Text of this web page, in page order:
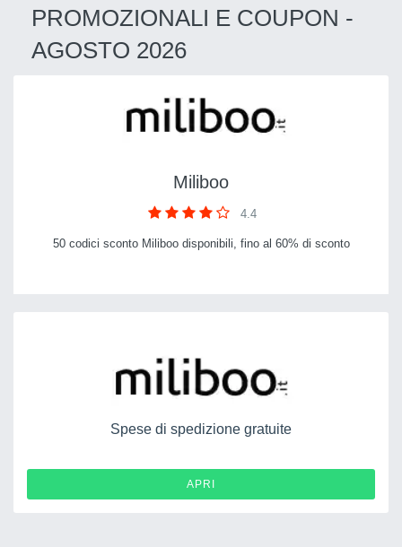
PROMOZIONALI E COUPON -
AGOSTO 2026
Miliboo
4.4
50 codici sconto Miliboo disponibili, fino al 60% di sconto
Spese di spedizione gratuite
APRI